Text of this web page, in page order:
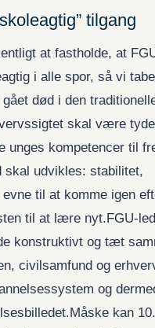
tilgang
at fastholde, at
i alle spor, så vi
død i den
skal være
unges kompetencer til
skal udvikles: stabilitet,
evne til at komme igen
til at lære nyt.FGU-
konstruktivt og tæt
civilsamfund og
og
kan